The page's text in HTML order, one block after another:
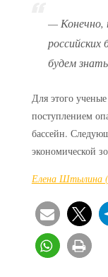
— Конечно,
российских
будем
Для этого
поступлением
бассейн.
экономической
Елена Штылина